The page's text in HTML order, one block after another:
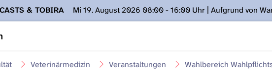
& TOBIRA
Mi 19. August 2026 08:00 - 16:00 Uhr | Aufgrund von
nicht zur Verfügung stehen. Kontakt: www.podcast.unibe.ch
Wahlbereich
Veranstaltungen
Veterinärmedizin